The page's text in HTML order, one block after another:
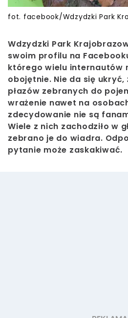
fot. facebook/Wdzydzki Park
Wdzydzki Park
swoim profilu na
którego wielu internautów
obojętnie. Nie da się ukryć,
płazów zebranych do
wrażenie nawet na
zdecydowanie nie są
Wiele z nich zachodziło w
zebrano je do wiadra.
pytanie może zaskakiwać.